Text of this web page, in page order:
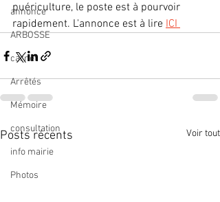
annonce
ARBOSSE
carnet
Arrêtés
Mémoire
consultation
info mairie
Photos
puériculture, le poste est à pourvoir
rapidement. L'annonce est à lire ICI
Posts récents Voir tout